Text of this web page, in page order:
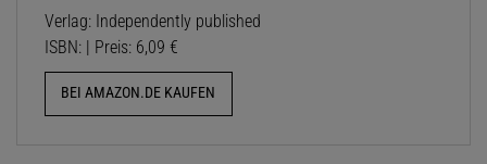
Verlag: Independently published
ISBN: | Preis: 6,09 €
BEI AMAZON.DE KAUFEN